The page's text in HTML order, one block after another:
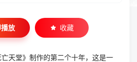
放 收藏
天堂》制作的第二个十年，这是一